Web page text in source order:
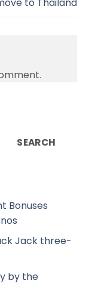
SEARCH
Bonuses
Jack three-
by the